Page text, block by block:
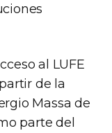
al LUFE
de la
Massa de
parte del